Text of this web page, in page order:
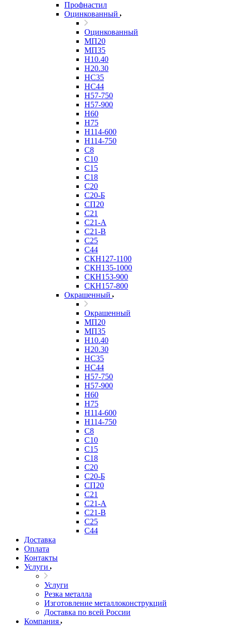
Профнастил
Оцинкованный
Оцинкованный
МП20
МП35
Н10.40
Н20.30
НС35
НС44
Н57-750
Н57-900
Н60
Н75
Н114-600
Н114-750
С8
С10
С15
С18
С20
С20-Б
СП20
С21
С21-А
С21-В
С25
С44
СКН127-1100
СКН135-1000
СКН153-900
СКН157-800
Окрашенный
Окрашенный
МП20
МП35
Н10.40
Н20.30
НС35
НС44
Н57-750
Н57-900
Н60
Н75
Н114-600
Н114-750
С8
С10
С15
С18
С20
С20-Б
СП20
С21
С21-А
С21-В
С25
С44
Доставка
Оплата
Контакты
Услуги
Услуги
Резка металла
Изготовление металлоконструкций
Доставка по всей России
Компания